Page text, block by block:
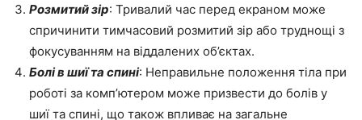
Розмитий зір: Тривалий час перед екраном може
спричинити тимчасовий розмитий зір або труднощі з
фокусуванням на віддалених об’єктах.
Болі в шиї та спині: Неправильне положення тіла при
роботі за комп’ютером може призвести до болів у
шиї та спині, що також впливає на загальне